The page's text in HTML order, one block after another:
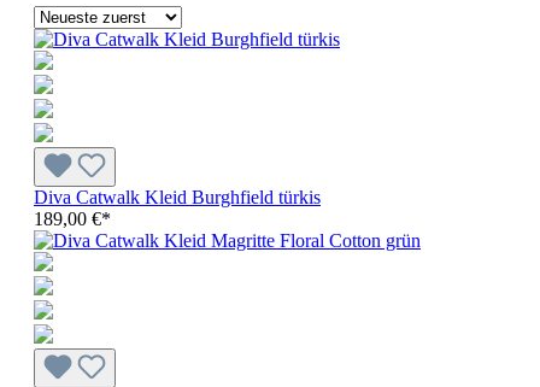
Diva Catwalk Kleid Burghfield türkis
189,00 €*